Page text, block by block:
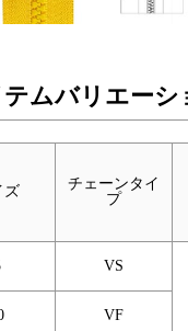
ムバリエーシ
ズ
チェーンタイ
プ
VS
VF